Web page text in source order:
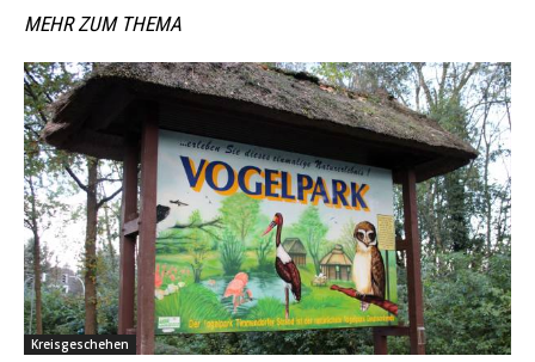
MEHR ZUM THEMA
Kreisgeschehen